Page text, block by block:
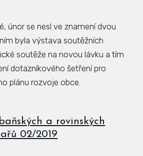
únor se nesl ve znamení dvou
byla výstava soutěžních
soutěže na novou lávku a tím
dotazníkového šetření pro
plánu rozvoje obce.
a rovinských
02/2019